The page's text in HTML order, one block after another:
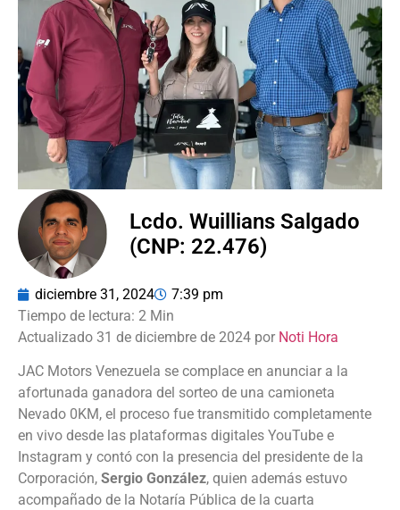
Lcdo. Wuillians Salgado
(CNP: 22.476)
diciembre 31, 2024 7:39 pm
Actualizado 31 de diciembre de 2024 por Noti Hora
JAC Motors Venezuela se complace en anunciar a la
afortunada ganadora del sorteo de una camioneta
Nevado 0KM, el proceso fue transmitido completamente
en vivo desde las plataformas digitales YouTube e
Instagram y contó con la presencia del presidente de la
Corporación, Sergio González, quien además estuvo
acompañado de la Notaría Pública de la cuarta